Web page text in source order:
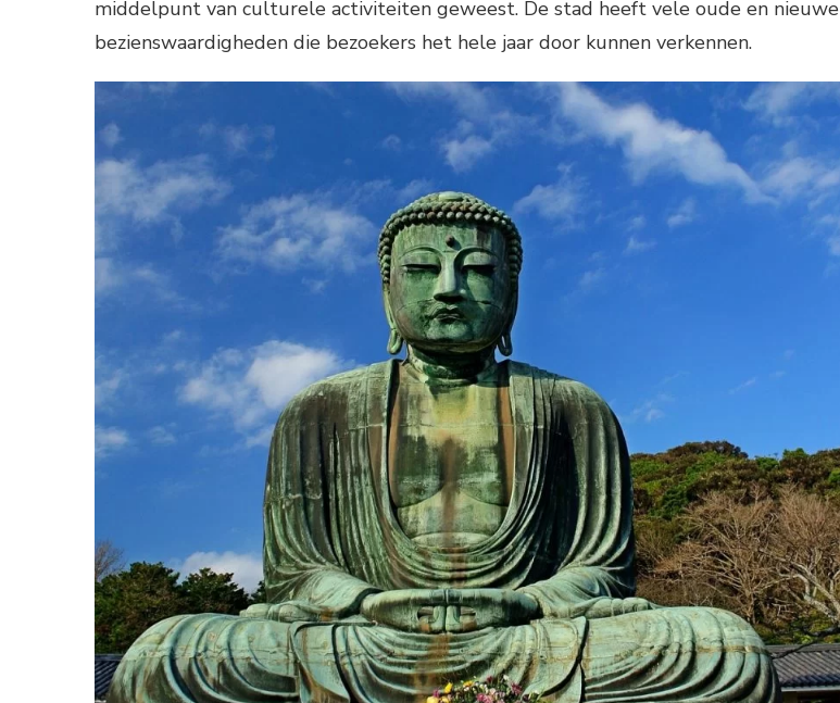
middelpunt van culturele activiteiten geweest. De stad heeft vele oude en nieuwe
bezienswaardigheden die bezoekers het hele jaar door kunnen verkennen.